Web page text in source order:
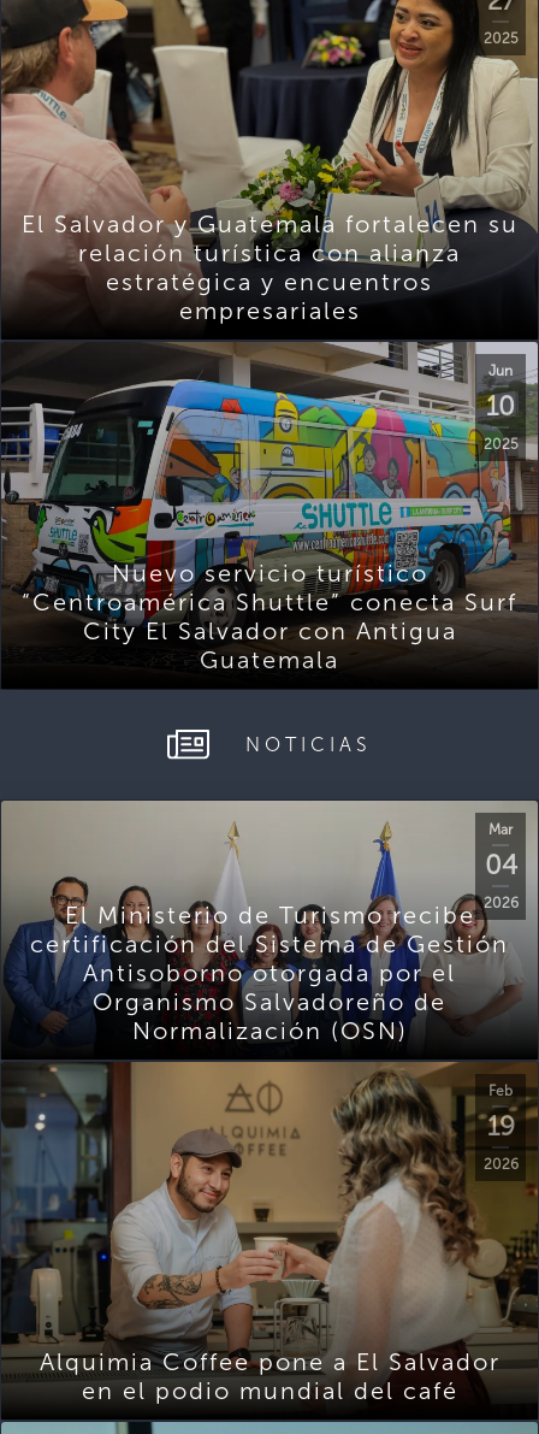
2025
El Salvador y Guatemala fortalecen su
relación turística con alianza
estratégica y encuentros
empresariales
Jun
10
2025
Nuevo servicio turístico
“Centroamérica Shuttle” conecta Surf
City El Salvador con Antigua
Guatemala
NOTICIAS
Mar
04
2026
El Ministerio de Turismo recibe
certificación del Sistema de Gestión
Antisoborno otorgada por el
Organismo Salvadoreño de
Normalización (OSN)
Feb
19
2026
Alquimia Coffee pone a El Salvador
en el podio mundial del café